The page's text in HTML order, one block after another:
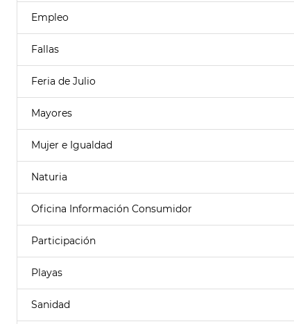
Empleo
Fallas
Feria de Julio
Mayores
Mujer e Igualdad
Naturia
Oficina Información Consumidor
Participación
Playas
Sanidad